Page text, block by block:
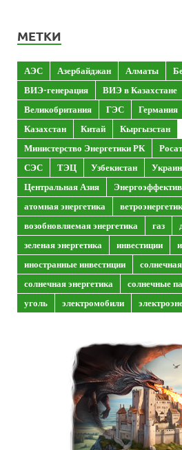
МЕТКИ
АЭС Азербайджан Алматы
ВИЭ-генерация
ВИЭ в Казахстане
Великобритания
ГЭС Германия
Казахстан
Китай
Кыргызстан
Министерство Энергетики РК
СЭС
ТЭЦ Узбекистан
Центральная Азия
атомная энергетика
возобновляемая энергетика
газ
зеленая энергетика
инвестиции
иностранные инвестиции
солнечная энергетика
солнечные
уголь
электромобили